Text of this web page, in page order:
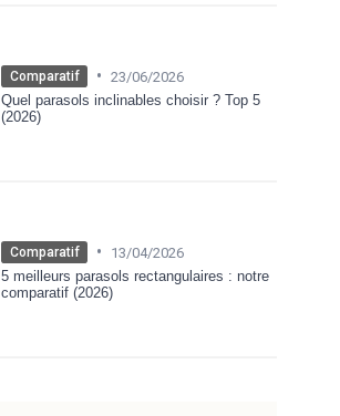
Comparatif • 23/06/2026
Quel parasols inclinables choisir ? Top 5
(2026)
Comparatif •
13/04/2026
5 meilleurs parasols rectangulaires : notre
comparatif (2026)